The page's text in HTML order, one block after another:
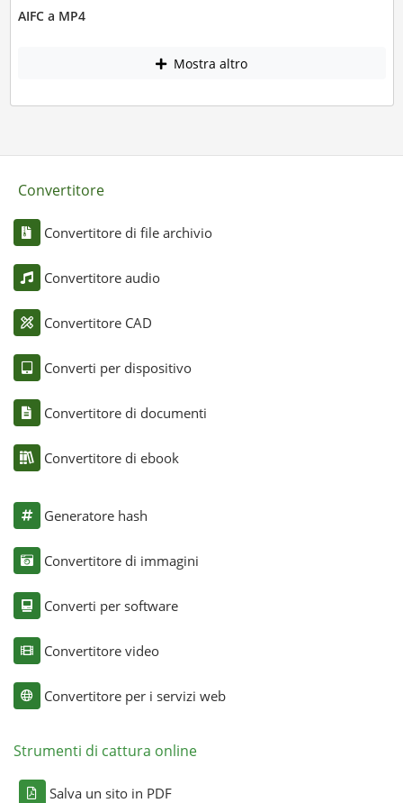
AIFC a MP4
Mostra altro
Convertitore
Convertitore di file archivio
Convertitore audio
Convertitore CAD
Converti per dispositivo
Convertitore di documenti
Convertitore di ebook
Generatore hash
Convertitore di immagini
Converti per software
Convertitore video
Convertitore per i servizi web
Strumenti di cattura online
Salva un sito in PDF